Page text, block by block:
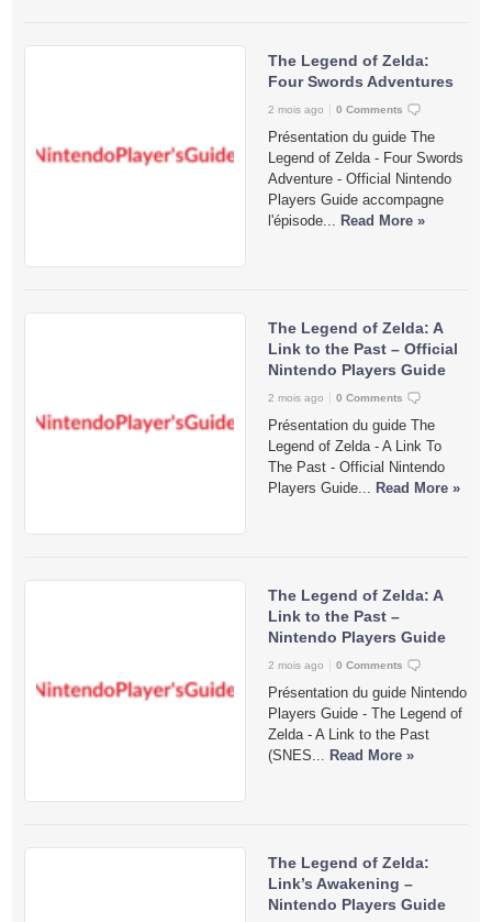
The Legend of Zelda:
Four Swords Adventures
2 mois ago 0 Comments
Présentation du guide The
Legend of Zelda - Four Swords
Adventure - Official Nintendo
Players Guide accompagne
l'épisode... Read More »
The Legend of Zelda: A
Link to the Past – Official
Nintendo Players Guide
2 mois ago 0 Comments
Présentation du guide The
Legend of Zelda - A Link To
The Past - Official Nintendo
Players Guide... Read More »
The Legend of Zelda: A
Link to the Past –
Nintendo Players Guide
2 mois ago 0 Comments
Présentation du guide Nintendo
Players Guide - The Legend of
Zelda - A Link to the Past
(SNES... Read More »
The Legend of Zelda:
Link’s Awakening –
Nintendo Players Guide